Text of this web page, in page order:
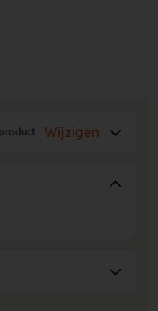
met deze unieke
Wijzigen